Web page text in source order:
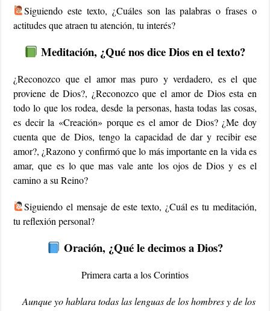
Siguiendo este texto, ¿Cuáles son las palabras o frases o
actitudes que atraen tu atención, tu interés?
Meditación, ¿Qué nos dice Dios en el texto?
¿Reconozco que el amor mas puro y verdadero, es el que
proviene de Dios?, ¿Reconozco que el amor de Dios esta en
todo lo que los rodea, desde la personas, hasta todas las cosas,
es decir la «Creación» porque es el amor de Dios? ¿Me doy
cuenta que de Dios, tengo la capacidad de dar y recibir ese
amor?, ¿Razono y confirmó que lo más importante en la vida es
amar, que es lo que mas vale ante los ojos de Dios y es el
camino a su Reino?
Siguiendo el mensaje de este texto, ¿Cuál es tu meditación,
tu reflexión personal?
Oración, ¿Qué le decimos a Dios?
Primera carta a los Corintios
Aunque yo hablara todas las lenguas de los hombres y de los